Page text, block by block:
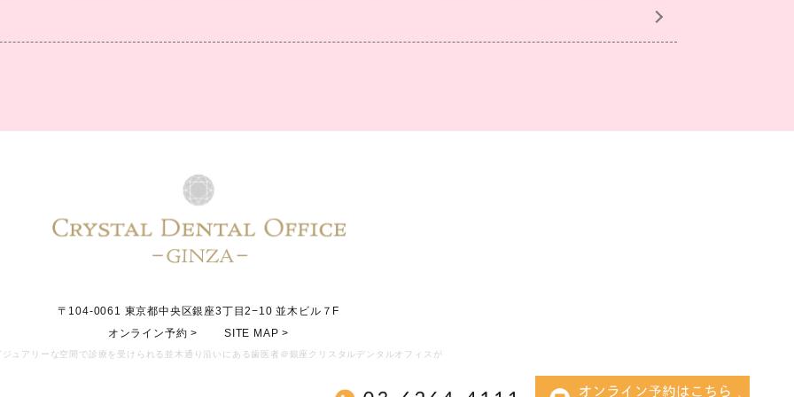
〒104-0061 東京都中央区銀座3丁目2−10 並木ビル７F
オンライン予約 >
SITE MAP >
ジュアリーな空間で診療を受けられる並木通り沿いにある歯医者＠銀座クリスタルデンタルオフィスが